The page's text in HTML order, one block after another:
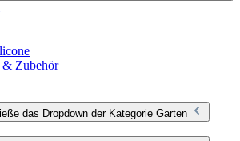
Zubehör
das Dropdown der Kategorie Garten